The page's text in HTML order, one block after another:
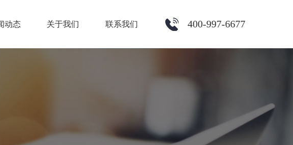
400-997-6677
动态 关于我们 联系我们